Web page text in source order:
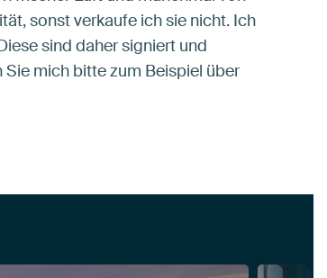
sonst verkaufe ich sie nicht. Ich
sind daher signiert und
mich bitte zum Beispiel über